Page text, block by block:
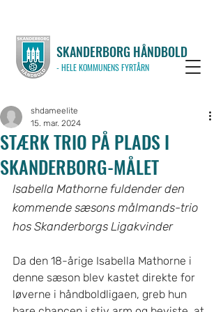
SKANDERBORG HÅNDBOLD
- HELE KOMMUNENS FYRTÅRN
STÆRK TRIO PÅ PLADS I
SKANDERBORG-MÅLET
shdameelite
15. mar. 2024
Isabella Mathorne fuldender den
kommende sæsons målmands-trio
hos Skanderborgs Ligakvinder
Da den 18-årige Isabella Mathorne i
denne sæson blev kastet direkte for
løverne i håndboldligaen, greb hun